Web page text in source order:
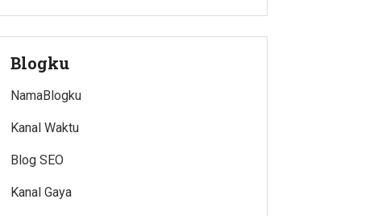
Blogku
NamaBlogku
Kanal Waktu
Blog SEO
Kanal Gaya